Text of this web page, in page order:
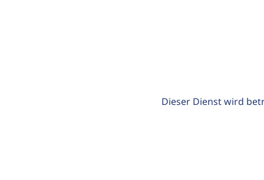
Dieser Dienst wird